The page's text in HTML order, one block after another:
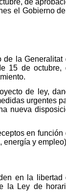
de
el Gobierno
de la Generalitat
15 de octubre,
de ley,
urgentes
nueva
en función
energía y
en la libertad
la Ley de